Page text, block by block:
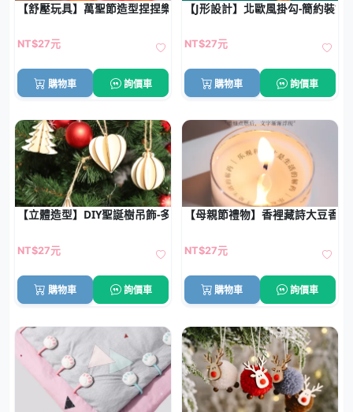
【舒壓玩具】萬聖節造型捏捏樂 - 南瓜骷髏療癒小物
NT$27元
購物車 詢價車
【J形設計】北歐風掛勾-簡約裝飾
NT$27元
購物車 詢價車
【立體造型】DIY聖誕樹吊飾-多款創意裝飾
NT$27元
購物車 詢價車
【母親節禮物】香裡藏詩大豆香
NT$27元
購物車 詢價車